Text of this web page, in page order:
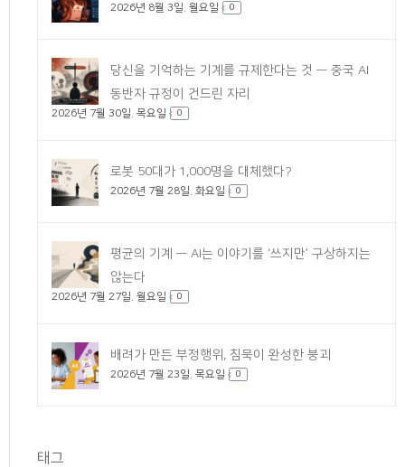
2026년 8월 3일. 월요일 0
당신을 기억하는 기계를 규제한다는 것 — 중국 AI
동반자 규정이 건드린 자리
2026년 7월 30일. 목요일 0
로봇 50대가 1,000명을 대체했다?
2026년 7월 28일. 화요일 0
평균의 기계 — AI는 이야기를 ‘쓰지만’ 구상하지는
않는다
2026년 7월 27일. 월요일 0
배려가 만든 부정행위, 침묵이 완성한 붕괴
2026년 7월 23일. 목요일 0
태그